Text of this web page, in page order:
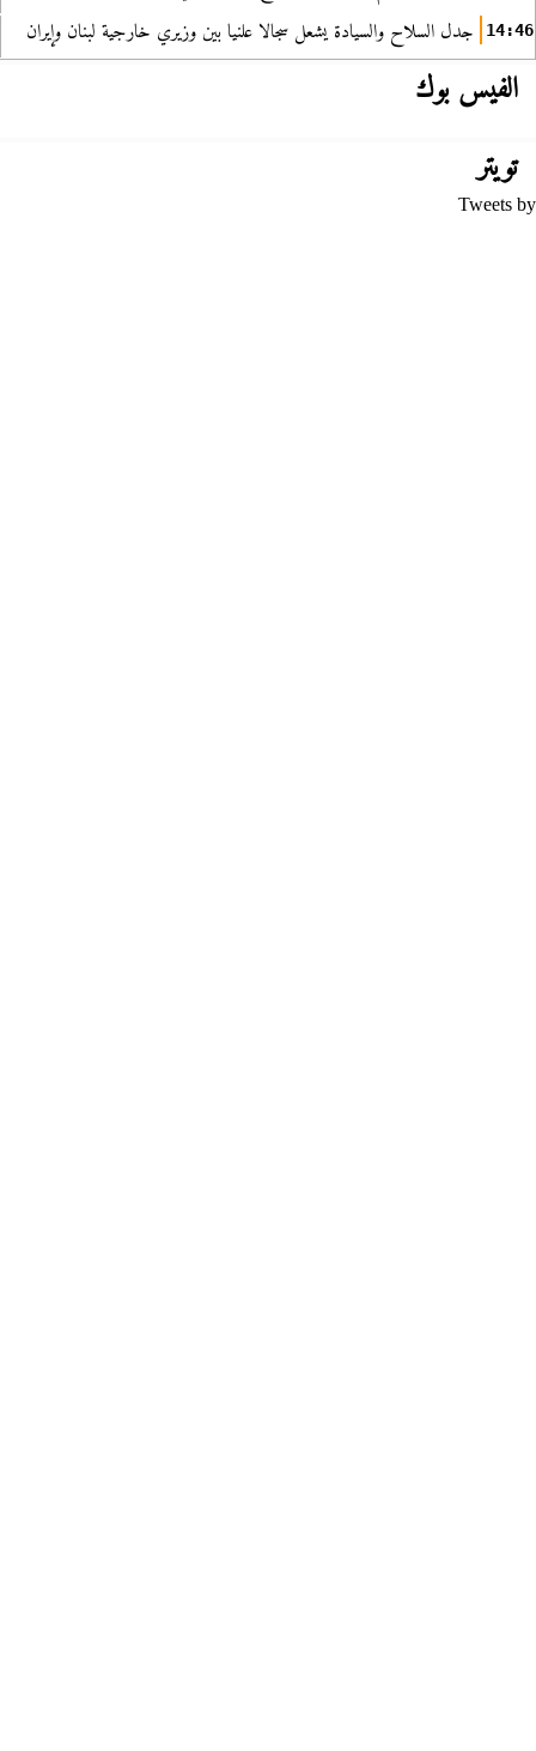
14:46 جدل السلاح والسيادة يشعل سجالا علنيا بين وزيري خارجية لبنان وإيران
الفيس بوك
تويتر
Tweets by